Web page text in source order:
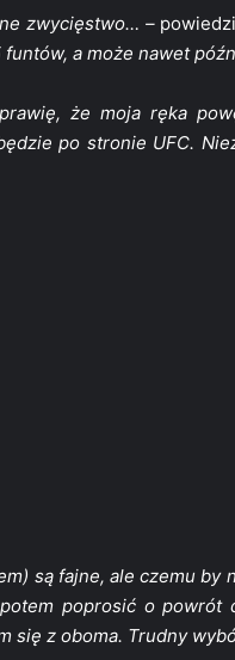
zwycięstwo… –
a może nawet
że moja ręka
po stronie UFC.
są fajne, ale czemu
poprosić o powrót
się z oboma. Trudny